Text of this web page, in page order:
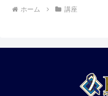
ホーム 講座